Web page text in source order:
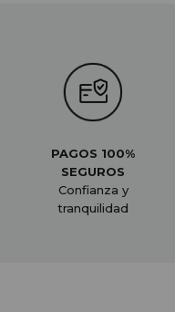
PAGOS 100%
SEGUROS
Confianza y
tranquilidad